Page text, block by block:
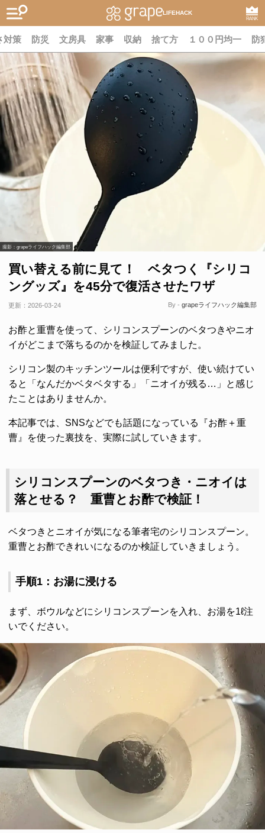
LIFEHACK
RANK
対策 防災 文房具 家事 収納 捨て方 １００円均一 防
撮影：grapeライフハック編集部
買い替える前に見て！ ベタつく『シリコ
ングッズ』を45分で復活させたワザ
更新： 2026-03-24 By - grapeライフハック編集部
お酢と重曹を使って、シリコンスプーンのベタつきやニオ
イがどこまで落ちるのかを検証してみました。
シリコン製のキッチンツールは便利ですが、使い続けてい
ると「なんだかベタベタする」「ニオイが残る…」と感じ
たことはありませんか。
本記事では、SNSなどでも話題になっている『お酢＋重
曹』を使った裏技を、実際に試していきます。
シリコンスプーンのベタつき・ニオイは
落とせる？ 重曹とお酢で検証！
ベタつきとニオイが気になる筆者宅のシリコンスプーン。
重曹とお酢できれいになるのか検証していきましょう。
手順1：お湯に浸ける
まず、ボウルなどにシリコンスプーンを入れ、お湯を1ℓ注
いでください。